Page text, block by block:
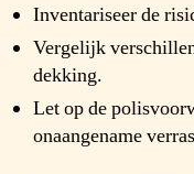
Inventariseer de
Vergelijk
dekking.
Let op de
onaangename